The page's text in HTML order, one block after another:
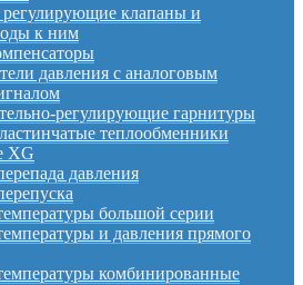
клапаны и
к ним
давления с аналоговым
регулирующие гарнитуры
теплообменники
XG
давления
большой серии
и давления прямого
комбинированные